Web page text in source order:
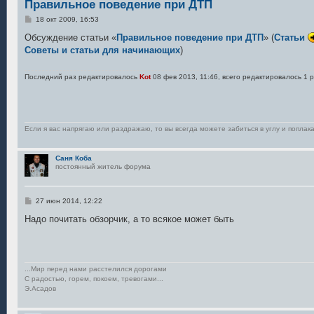
Правильное поведение при ДТП
С
о
щ
и
18 окт 2009, 16:53
Обсуждение статьи «Правильное поведение при ДТП» (Cтатьи
Советы и статьи для начинающих)
Последний раз редактировалось Kot08 фев 2013, 11:46, всего редактировалось 1
Если я вас напрягаю или раздражаю, то вы всегда можете забиться в углу и
Саня Коба
постоянный житель форума
С
о
б
е
27 июн 2014, 12:22
Надо почитать обзорчик, а то всякое может быть
...Мир перед нами расстелился дорогами
С радостью, горем, покоем, тревогами...
Э.Асадов